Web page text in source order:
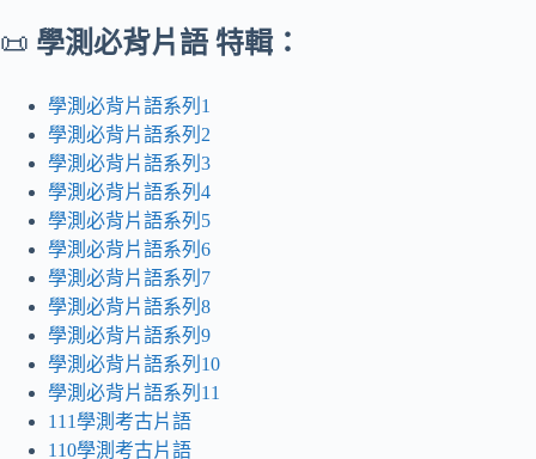
📜 學測必背片語 特輯：
學測必背片語系列1
學測必背片語系列2
學測必背片語系列3
學測必背片語系列4
學測必背片語系列5
學測必背片語系列6
學測必背片語系列7
學測必背片語系列8
學測必背片語系列9
學測必背片語系列10
學測必背片語系列11
111學測考古片語
110學測考古片語